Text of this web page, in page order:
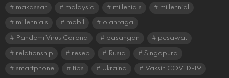
makassar malaysia millenials millennial
millennials mobil olahraga
Pandemi Virus Corona pasangan pesawat
relationship resep Rusia Singapura
smartphone tips Ukraina Vaksin COVID-19